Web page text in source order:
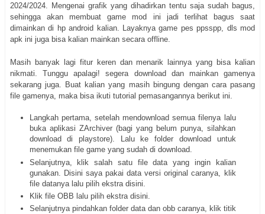
2024/2024. Mengenai grafik yang dihadirkan tentu saja sudah bagus,
sehingga akan membuat game mod ini jadi terlihat bagus saat
dimainkan di hp android kalian. Layaknya game pes ppsspp, dls mod
apk ini juga bisa kalian mainkan secara offline.
Masih banyak lagi fitur keren dan menarik lainnya yang bisa kalian
nikmati. Tunggu apalagi! segera download dan mainkan gamenya
sekarang juga. Buat kalian yang masih bingung dengan cara pasang
file gamenya, maka bisa ikuti tutorial pemasangannya berikut ini.
Langkah pertama, setelah mendownload semua filenya lalu
buka aplikasi ZArchiver (bagi yang belum punya, silahkan
download di playstore). Lalu ke folder download untuk
menemukan file game yang sudah di download.
Selanjutnya, klik salah satu file data yang ingin kalian
gunakan. Disini saya pakai data versi original caranya, klik
file datanya lalu pilih ekstra disini.
Klik file OBB lalu pilih ekstra disini.
Selanjutnya pindahkan folder data dan obb caranya, klik titik